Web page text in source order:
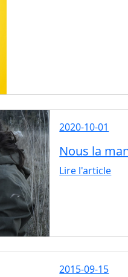
2020-10-01
Nous la
Lire l'article
2015-09-15